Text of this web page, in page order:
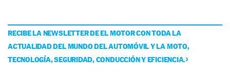
RECIBE LA NEWSLETTER DE EL MOTOR CON TODA LA
ACTUALIDAD DEL MUNDO DEL AUTOMÓVIL Y LA MOTO,
TECNOLOGÍA, SEGURIDAD, CONDUCCIÓN Y EFICIENCIA.